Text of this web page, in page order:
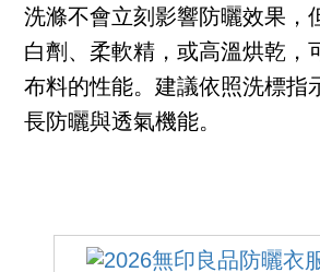
洗滌不會立刻影響防曬效果，
白劑、柔軟精，或高溫烘乾，
布料的性能。建議依照洗標指
長防曬與透氣機能。